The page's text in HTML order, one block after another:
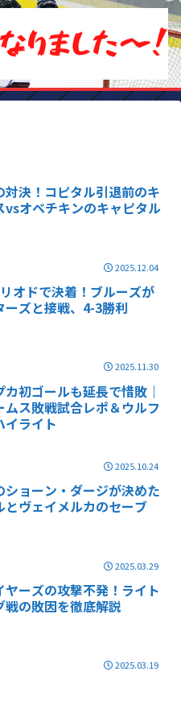
対決！コピタル引退前のキ
vsオベチキンのキャピタル
2025.12.04
オドで決着！ブルーズが
ーズと接戦、4-3勝利
2025.11.30
カ初ゴールも延長で惜敗｜
ムス敗戦試合レポ＆ウルフ
イライト
2025.10.24
ショーン・ダージが決めた
とヴェイメルカのセーブ
2025.03.29
ヤーズの攻撃不発！ライト
戦の敗因を徹底解説
2025.03.19